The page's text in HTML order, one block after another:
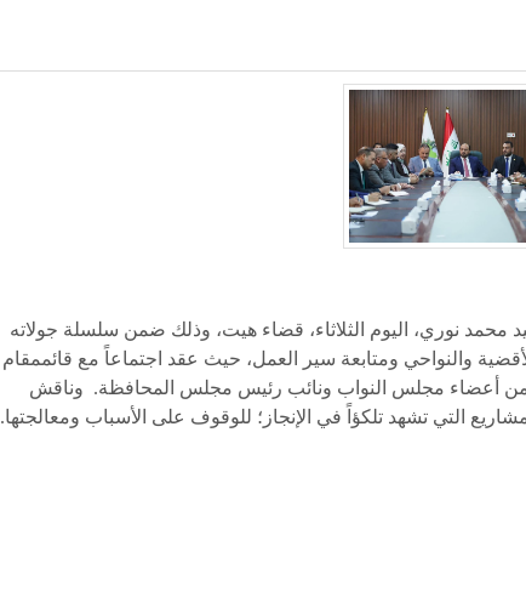
محمد نوري، اليوم الثلاثاء، قضاء هيت، وذلك ضمن سلسلة جولاته
والنواحي ومتابعة سير العمل، حيث عقد اجتماعاً مع قائممقام
من أعضاء مجلس النواب ونائب رئيس مجلس المحافظة. وناقش
التي تشهد تلكؤاً في الإنجاز؛ للوقوف على الأسباب ومعالجتها.